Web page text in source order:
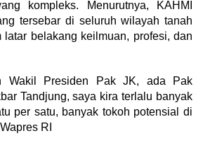
kompleks. Menurutnya, KAHMI
tersebar di seluruh wilayah tanah
latar belakang keilmuan, profesi, dan
Wakil Presiden Pak JK, ada Pak
Tandjung, saya kira terlalu banyak
per satu, banyak tokoh potensial di
RI